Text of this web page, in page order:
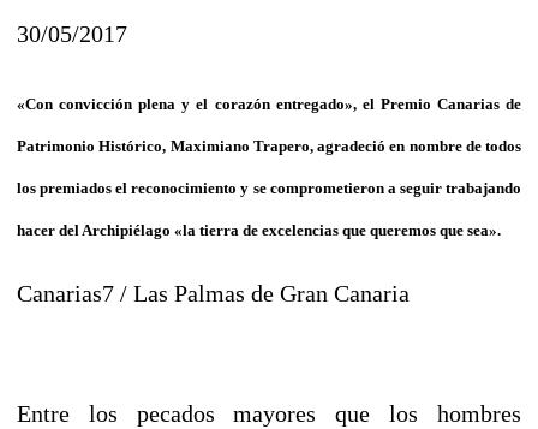
30/05/2017
«Con convicción plena y el corazón entregado», el Premio Canarias de
Patrimonio Histórico, Maximiano Trapero, agradeció en nombre de todos
los premiados el reconocimiento y se comprometieron a seguir trabajando
hacer del Archipiélago «la tierra de excelencias que queremos que sea».
Canarias7 / Las Palmas de Gran Canaria
Entre los pecados mayores que los hombres